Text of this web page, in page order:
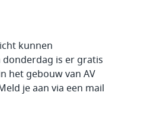
kunnen
is er gratis
het gebouw van AV
je aan via een mail